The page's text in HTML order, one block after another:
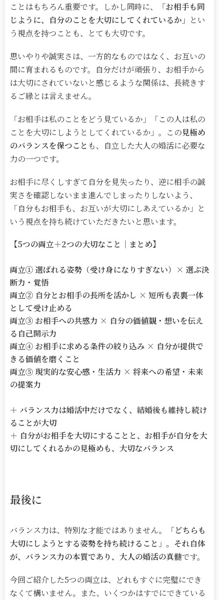
ことはもちろん重要です。しかし同時に、
「お相手も同
じように、自分のことを大切にしてくれているか」 とい
う視点を持つことも、とても大切です。
思いやりや誠実さは、一方的なものではなく、お互いの
間に育まれるものです。自分だけが頑張り、お相手から
は大切にされていないと感じるような関係は、長続きす
るご縁とは言えません。
「お相手は私のことをどう見ているか」「この人は私の
ことを大切にしようとしてくれているか」。この見極め
のバランスを保つこと も、自立した大人の婚活に必要な
力の一つです。
お相手に尽くしすぎて自分を見失ったり、逆に相手の誠
実さを確認しないまま進んでしまったりしないよう、
「自分もお相手も、お互いが大切にしあえているか」と
いう視点を持ち続けていただきたいと思います。
【5つの両立＋2つの大切なこと｜まとめ】
両立① 選ばれる姿勢（受け身になりすぎない） × 選ぶ決
断力・覚悟
両立② 自分とお相手の長所を活かし × 短所も表裏一体
として受け止める
両立③ お相手への共感力 × 自分の価値観・想いを伝え
る自己開示力
両立④ お相手に求める条件の絞り込み × 自分が提供で
きる価値を磨くこと
両立⑤ 現実的な安心感・生活力 × 将来への希望・未来
の提案力
＋ バランス力は婚活中だけでなく、結婚後も維持し続け
ることが大切
＋ 自分がお相手を大切にすることと、お相手が自分を大
切にしてくれるかの見極めも、大切なバランス
最後に
バランス力は、特別な才能ではありません。
「どちらも
大切にしようとする姿勢を持ち続けること」 。 それ自体
が、バランス力の本質であり、大人の婚活の真髄です。
今回ご紹介した5つの両立は、どれもすぐに完璧にでき
なくて構いません。また、いくつかはすでにできている